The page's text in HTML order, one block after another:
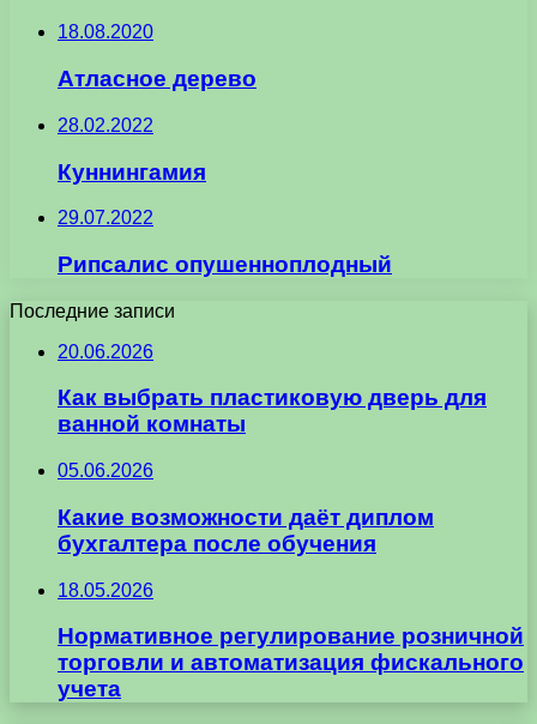
18.08.2020
Атласное дерево
28.02.2022
Куннингамия
29.07.2022
Рипсалис опушенноплодный
Последние записи
20.06.2026
Как выбрать пластиковую дверь для
ванной комнаты
05.06.2026
Какие возможности даёт диплом
бухгалтера после обучения
18.05.2026
Нормативное регулирование розничной
торговли и автоматизация фискального
учета